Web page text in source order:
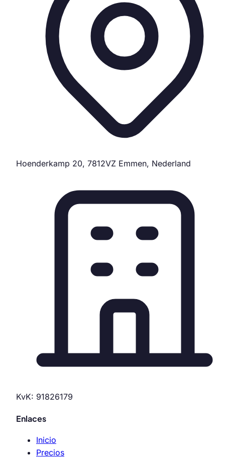
Hoenderkamp 20, 7812VZ Emmen, Nederland
KvK: 91826179
Enlaces
Inicio
Precios